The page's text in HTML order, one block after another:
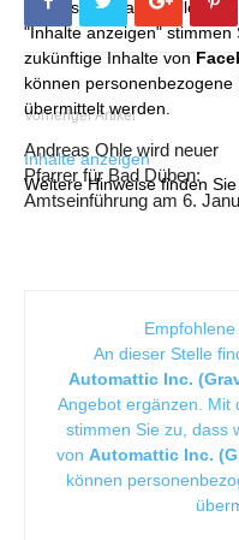
die unser redaktionelles
"Inhalte anzeigen" stimmen
zukünftige Inhalte von
können
übermittelt werden.
Inhalte anzeigen
Weitere Hinweise finden
Vorheriger Artikel
Andreas Ohle wird neuer
Pfarrer für Bad Düben:
Amtseinführung am 6.
An dieser Stelle
Automattic Inc.
Angebot ergänzen. Mit
stimmen Sie zu, dass
von Automattic Inc.
können